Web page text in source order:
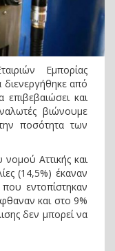
Εμπορίας
από
και
βιώνουμε
ποσότητα των
Αττικής και
(14,5%) έκαναν
που εντοπίστηκαν
και στο 9%
δεν μπορεί να